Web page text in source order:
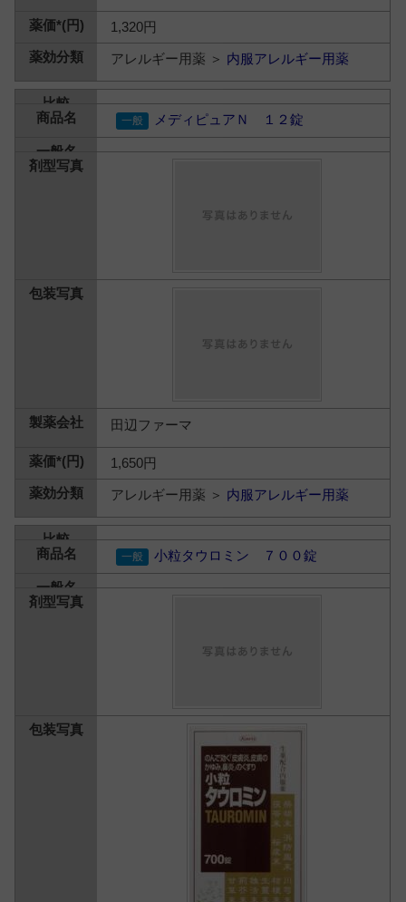
1,320円
アレルギー用薬 ＞ 内服アレルギー用薬
メディピュアＮ １２錠
田辺ファーマ
1,650円
アレルギー用薬 ＞ 内服アレルギー用薬
小粒タウロミン ７００錠